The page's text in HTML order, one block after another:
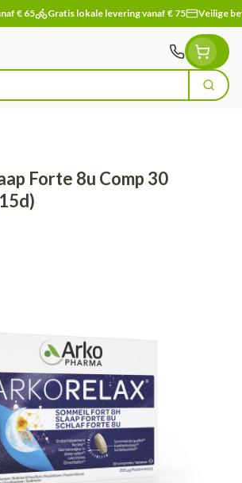
€ 65 Gratis lokale levering vanaf € 75 Veilige
Zoek
Forte 8u Comp 30